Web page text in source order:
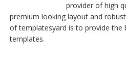
provider of high
premium looking layout and
of templatesyard is to provide the
templates.